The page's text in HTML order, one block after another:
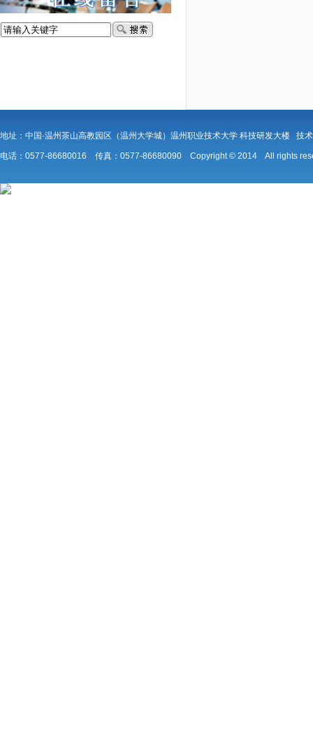
地址：中国·温州茶山高教园区（温州大学城）温州职业技术大学 科技研发大楼 技
电话：0577-86680016 传真：0577-86680090 Copyright © 2014 All rights